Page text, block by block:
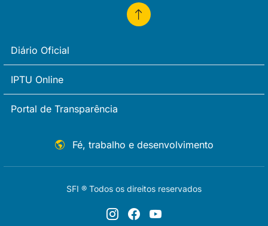
Diário Oficial
IPTU Online
Portal de Transparência
Fé, trabalho e desenvolvimento
SFI ® Todos os direitos reservados